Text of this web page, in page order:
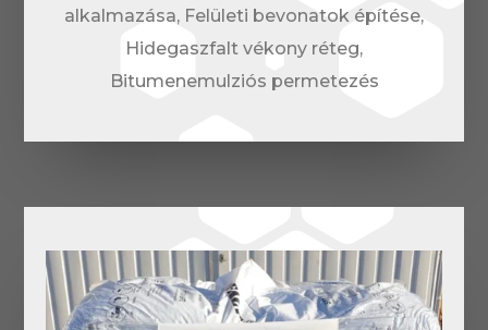
alkalmazása, Felületi bevonatok építése,
Hidegaszfalt vékony réteg,
Bitumenemulziós permetezés